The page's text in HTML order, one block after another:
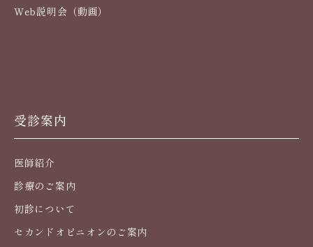
Web説明会（動画）
受診案内
医師紹介
診療のご案内
初診について
セカンドオピニオンのご案内